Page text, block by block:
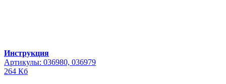
Инструкция
Артикулы: 036980, 036979
264 Кб